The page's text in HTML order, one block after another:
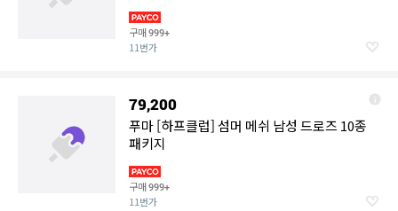
구매999+
11번가
79,200
푸마 [하프클럽] 섬머 메쉬 남성 드로즈 10종
패키지
구매999+
11번가